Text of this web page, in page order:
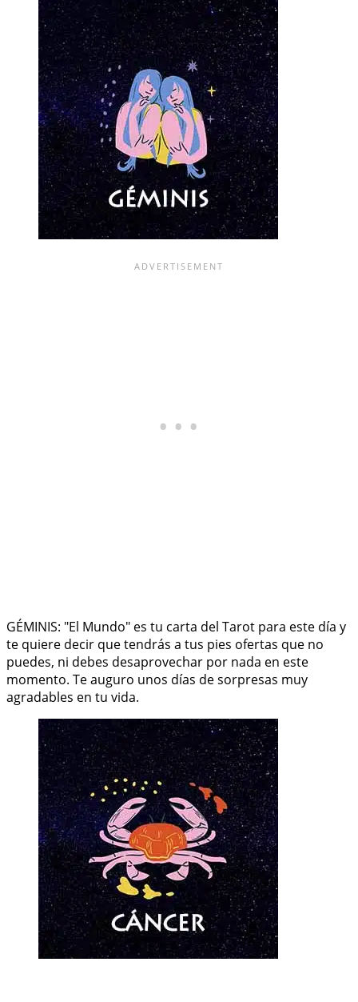
GÉMINIS: "El Mundo" es tu carta del Tarot para este día y
te quiere decir que tendrás a tus pies ofertas que no
puedes, ni debes desaprovechar por nada en este
momento. Te auguro unos días de sorpresas muy
agradables en tu vida.